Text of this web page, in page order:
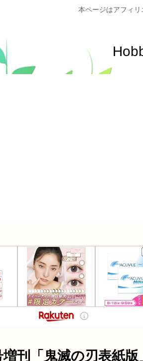
本ページはアフィ
刊「鬼滅の刃表紙版